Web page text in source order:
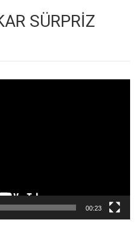
SÜRPRİZ
00:23